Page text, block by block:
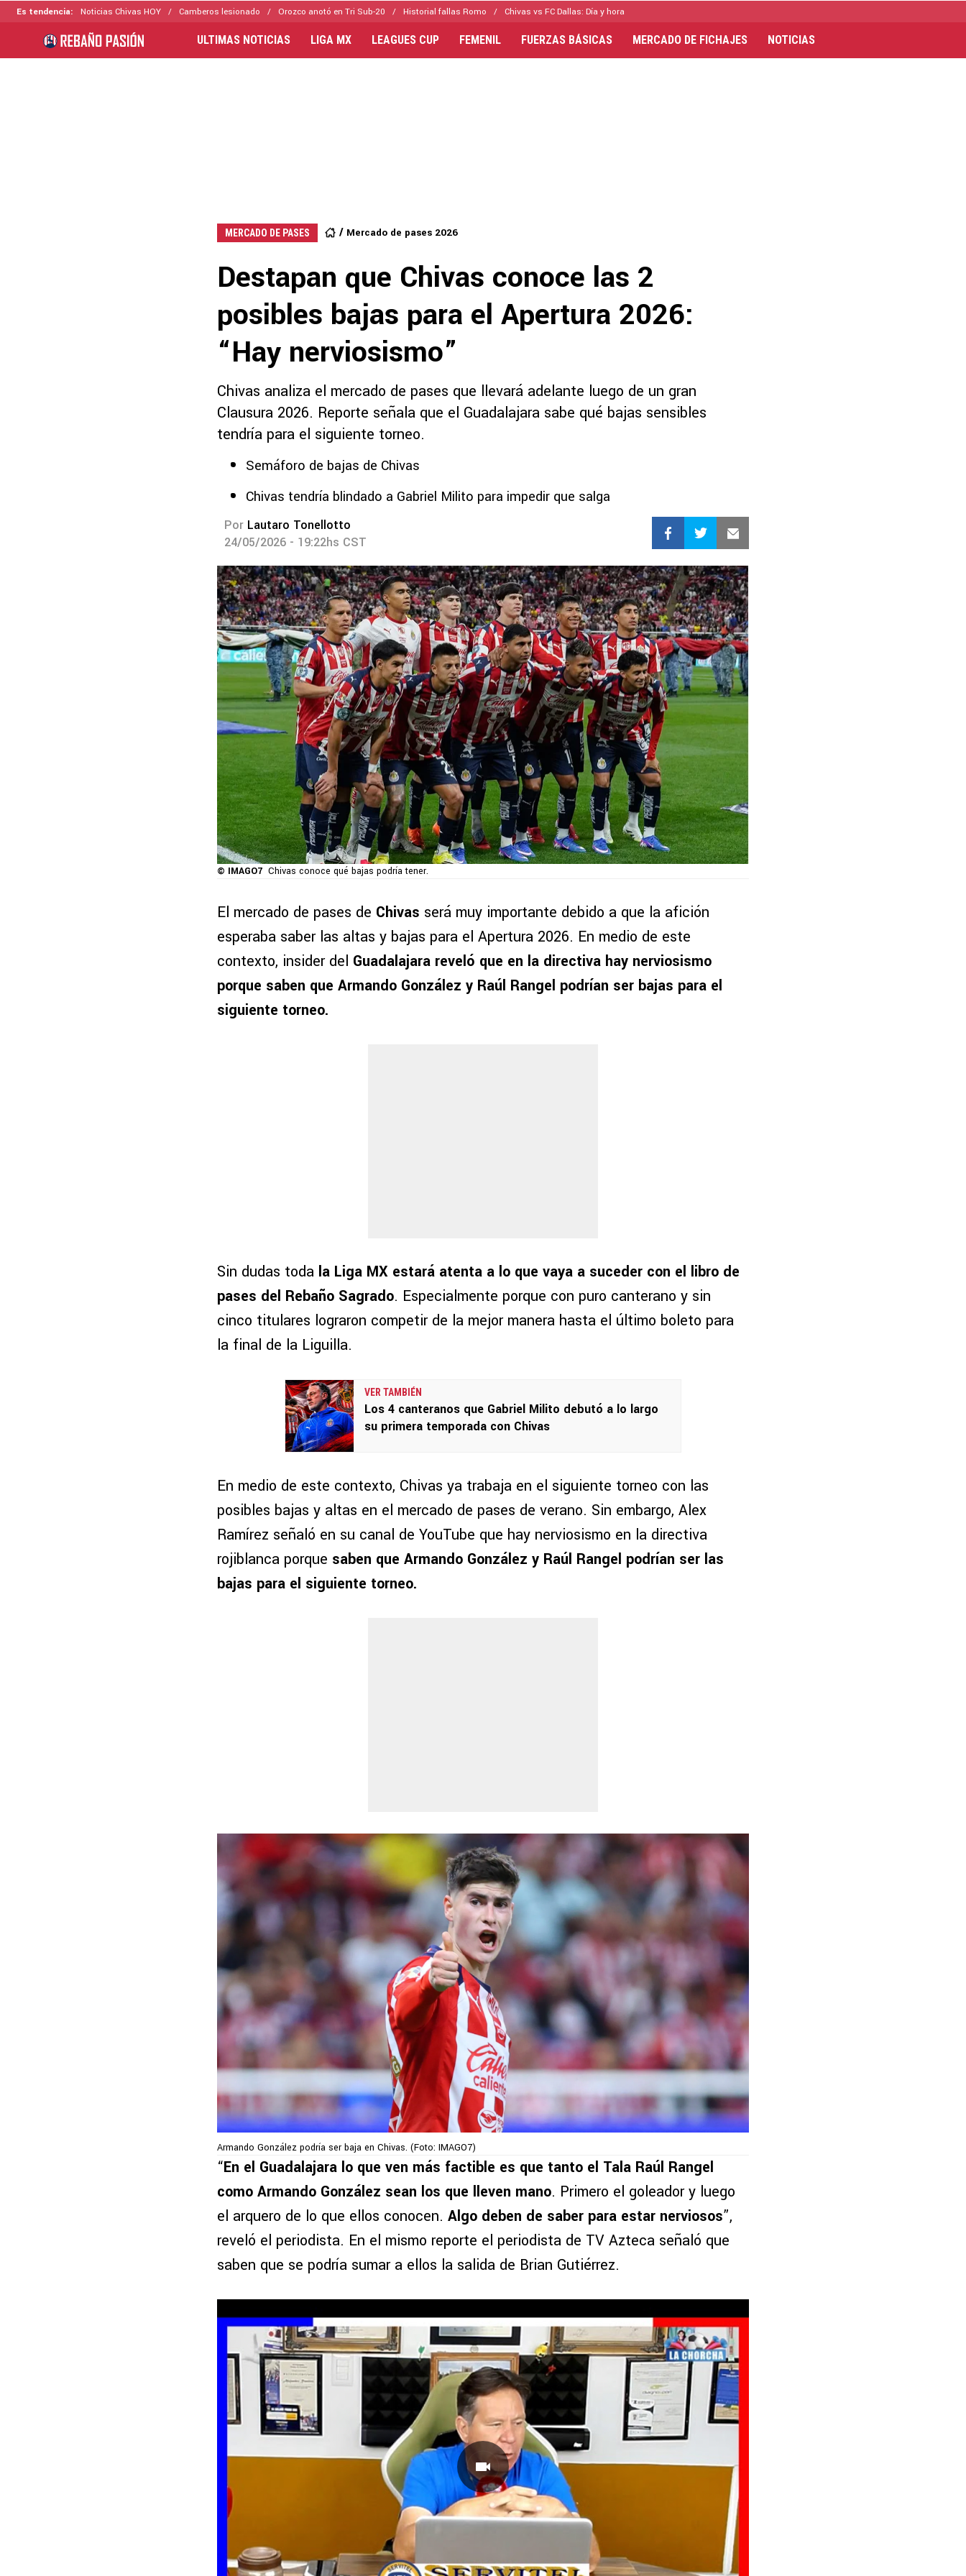
Es tendencia: Noticias Chivas HOY Camberos lesionado Orozco anotó en Tri Sub-20 Historial fallas Romo Chivas vs FC Dallas: Día y hora
ULTIMAS NOTICIAS LIGA MX LEAGUES CUP FEMENIL FUERZAS BÁSICAS MERCADO DE FICHAJES NOTICIAS
MERCADO DE PASES Mercado de pases 2026
Destapan que Chivas conoce las 2
posibles bajas para el Apertura 2026:
“Hay nerviosismo”
Chivas analiza el mercado de pases que llevará adelante luego de un gran
Clausura 2026. Reporte señala que el Guadalajara sabe qué bajas sensibles
tendría para el siguiente torneo.
Semáforo de bajas de Chivas
Chivas tendría blindado a Gabriel Milito para impedir que salga
Por Lautaro Tonellotto
24/05/2026 - 19:22hs CST
© IMAGO7 Chivas conoce qué bajas podría tener.
El mercado de pases de Chivas será muy importante debido a que la afición
esperaba saber las altas y bajas para el Apertura 2026. En medio de este
contexto, insider del Guadalajara reveló que en la directiva hay nerviosismo
porque saben que Armando González y Raúl Rangel podrían ser bajas para el
siguiente torneo.
Sin dudas toda la Liga MX estará atenta a lo que vaya a suceder con el libro de
pases del Rebaño Sagrado. Especialmente porque con puro canterano y sin
cinco titulares lograron competir de la mejor manera hasta el último boleto para
la final de la Liguilla.
VER TAMBIÉN
Los 4 canteranos que Gabriel Milito debutó a lo largo
su primera temporada con Chivas
En medio de este contexto, Chivas ya trabaja en el siguiente torneo con las
posibles bajas y altas en el mercado de pases de verano. Sin embargo, Alex
Ramírez señaló en su canal de YouTube que hay nerviosismo en la directiva
rojiblanca porque saben que Armando González y Raúl Rangel podrían ser las
bajas para el siguiente torneo.
Armando González podría ser baja en Chivas. (Foto: IMAGO7)
“En el Guadalajara lo que ven más factible es que tanto el Tala Raúl Rangel
como Armando González sean los que lleven mano. Primero el goleador y luego
el arquero de lo que ellos conocen. Algo deben de saber para estar nerviosos”,
reveló el periodista. En el mismo reporte el periodista de TV Azteca señaló que
saben que se podría sumar a ellos la salida de Brian Gutiérrez.